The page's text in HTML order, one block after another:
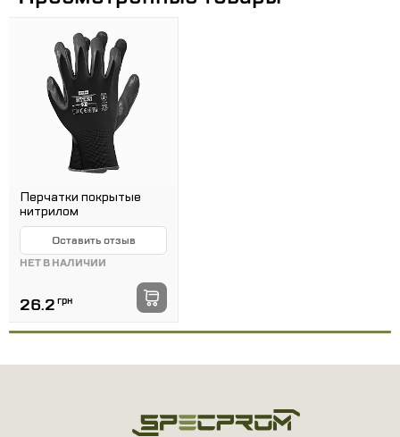
Перчатки покрытые
нитрилом
Оставить отзыв
НЕТ В НАЛИЧИИ
26.2 грн